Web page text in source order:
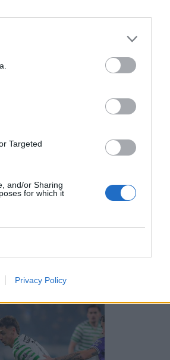
Targeted
and/or Sharing
for which it
Privacy Policy
testek
volt.
este
a